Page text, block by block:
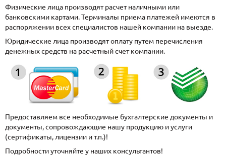
Физические лица производят расчет наличными или
банковскими картами. Терминалы приема платежей имеются в
распоряжении всех специалистов нашей компании на выезде.
Юридические лица производят оплату путем перечисления
денежных средств на расчетный счет компании.
Предоставляем все необходимые бухгалтерские документы и
документы, сопровождающие нашу продукцию и услуги
(сертификаты, лицензии и т.п.)!
Подробности уточняйте у наших консультантов!